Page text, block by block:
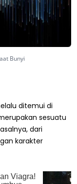
Bunyi
ditemui di
sesuatu
dari
karakter